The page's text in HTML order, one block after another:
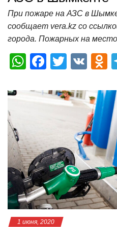
При пожаре на АЗС в
сообщает vera.kz со
города. Пожарных на
W
at
p
p
F
c
e
o
o
k
T
tt
er
V
n
o
a
1 июня, 2020